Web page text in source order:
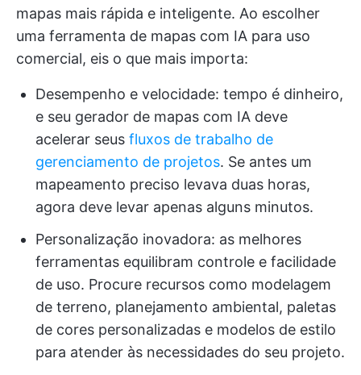
mapas mais rápida e inteligente. Ao escolher
uma ferramenta de mapas com IA para uso
comercial, eis o que mais importa:
Desempenho e velocidade: tempo é dinheiro,
e seu gerador de mapas com IA deve
acelerar seus fluxos de trabalho de
gerenciamento de projetos. Se antes um
mapeamento preciso levava duas horas,
agora deve levar apenas alguns minutos.
Personalização inovadora: as melhores
ferramentas equilibram controle e facilidade
de uso. Procure recursos como modelagem
de terreno, planejamento ambiental, paletas
de cores personalizadas e modelos de estilo
para atender às necessidades do seu projeto.